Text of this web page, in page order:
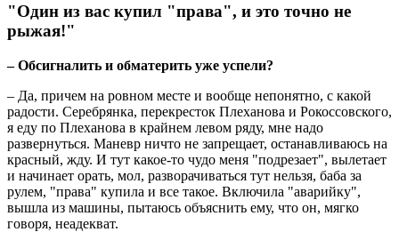
"Один из вас купил "права", и это точно не
рыжая!"
– Обсигналить и обматерить уже успели?
– Да, причем на ровном месте и вообще непонятно, с какой
радости. Серебрянка, перекресток Плеханова и Рокоссовского,
я еду по Плеханова в крайнем левом ряду, мне надо
развернуться. Маневр ничто не запрещает, останавливаюсь на
красный, жду. И тут какое-то чудо меня "подрезает", вылетает
и начинает орать, мол, разворачиваться тут нельзя, баба за
рулем, "права" купила и все такое. Включила "аварийку",
вышла из машины, пытаюсь объяснить ему, что он, мягко
говоря, неадекват.